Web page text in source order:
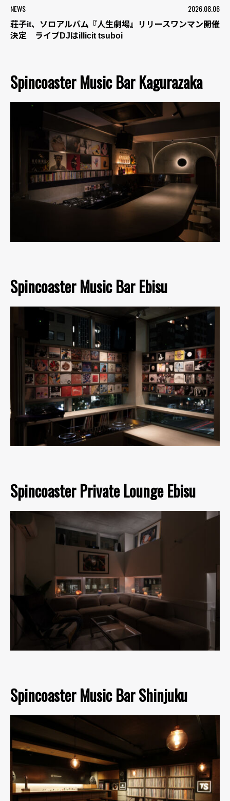
NEWS 2026.08.06
荘子it、ソロアルバム『人生劇場』リリースワンマン開催
決定 ライブDJはillicit tsuboi
Spincoaster Music Bar Kagurazaka
Spincoaster Music Bar Ebisu
Spincoaster Private Lounge Ebisu
Spincoaster Music Bar Shinjuku